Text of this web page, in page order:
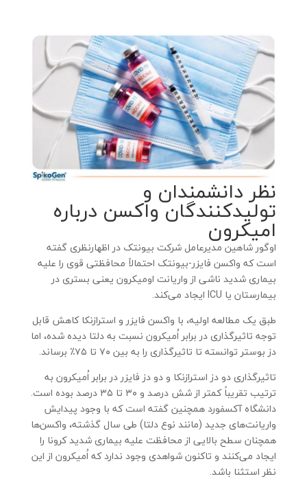
نظر دانشمندان و
تولیدکنندگان واکسن درباره
امیکرون
اوگور شاهین مدیرعامل شرکت بیونتک در اظهارنظری گفته
است که واکسن فایزر-بیونتک احتمالاً محافظتی قوی را علیه
بیماری شدید ناشی از واریانت اومیکرون یعنی بستری در
بیمارستان یا ICU ایجاد می‌کند.
طبق یک مطالعه اولیه، با واکسن فایزر و استرازنکا کاهش قابل
توجه تاثیرگذاری در برابر اُمیکرون نسبت به دلتا دیده شده، اما
دز بوستر توانسته تا تاثیرگذاری را به بین ۷۰ تا ۷۵٪ برساند.
تاثیرگذاری دو دز استرازنکا و دو دز فایزر در برابر اُمیکرون به
ترتیب تقریباً کمتر از شش درصد و ۳۰ تا ۳۵ درصد بوده است.
دانشگاه آکسفورد همچنین گفته است که با وجود پیدایش
واریانت‌های جدید (مانند نوع دلتا) طی سال گذشته، واکسن‌ها
همچنان سطح بالایی از محافظت علیه بیماری شدید کرونا را
ایجاد می‌کنند و تاکنون شواهدی وجود ندارد که اُمیکرون از این
نظر استثنا باشد.